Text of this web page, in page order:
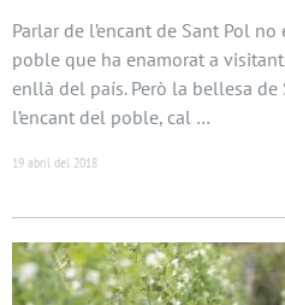
Parlar de l’encant de Sant Pol
poble que ha enamorat a
enllà del país. Però la bellesa
l’encant del poble, cal …
19 abril del 2018